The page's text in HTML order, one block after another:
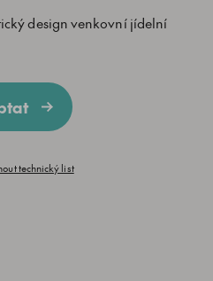
design venkovní jídelní
technický list